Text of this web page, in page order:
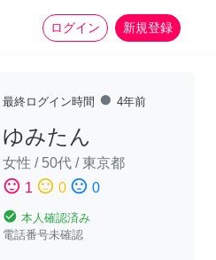
ログイン 新規登録
家事 more_horiz
最終ログイン時間 fiber_manual_record 4年前
ゆみたん
女性 / 50代 /東京都
sentiment_satisfied 1 sentiment_neutral 0 sentiment_dissatisfied 0
check_circle 本人確認済み
電話番号未確認